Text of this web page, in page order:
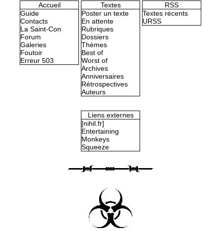
Accueil
Guide
Contacts
La Saint-Con
Forum
Galeries
Foutoir
Erreur 503
Textes
Poster un texte
En attente
Rubriques
Dossiers
Thèmes
Best of
Worst of
Archives
Anniversaires
Rétrospectives
Auteurs
RSS
Textes récents
URSS
Liens externes
[nihil.fr]
Entertaining
Monkeys
Squeeze